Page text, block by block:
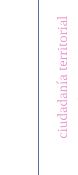
ciudadanía territorial